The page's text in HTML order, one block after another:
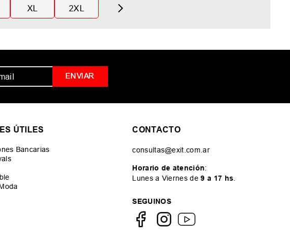
XL 2XL
ENVIAR
ÚTILES
Bancarias
CONTACTO
consultas@exit.com.ar
Horario de atención:
Lunes a Viernes de9 a 17 hs
SEGUINOS